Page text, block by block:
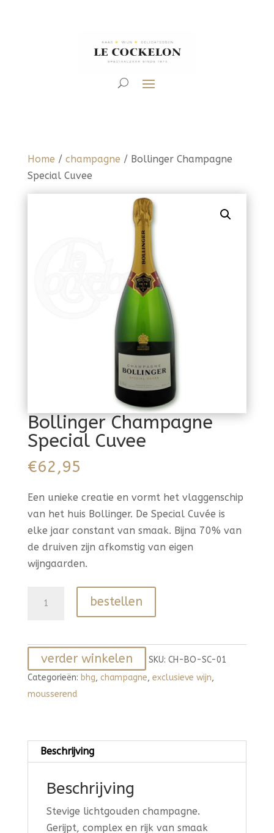
Home / champagne / Bollinger Champagne
Special Cuvee
Bollinger Champagne
Special Cuvee
€62,95
Een unieke creatie en vormt het vlaggenschip
van het huis Bollinger. De Special Cuvée is
elke jaar constant van smaak. Bijna 70% van
de druiven zijn afkomstig van eigen
wijngaarden.
Cuvee
aantal
bestellen
verder winkelen SKU: CH-BO-SC-01
Categorieën: bhg, champagne, exclusieve wijn,
mousserend
Beschrijving
Beschrijving
Stevige lichtgouden champagne.
Gerijpt, complex en rijk van smaak